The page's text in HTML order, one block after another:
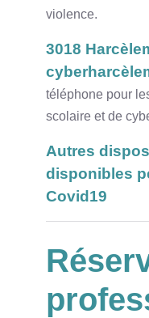
violence.
3018
téléphone pour
scolaire et de
Autres
disponibles
Covid19